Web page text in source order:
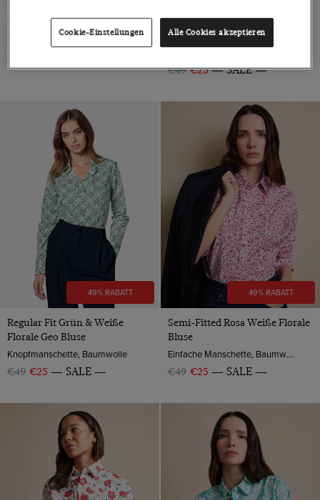
Semi-Fitted Weiss Rote Florale
Hemdbluse
Knopmanschette, Baumwolle
€49
Schwarze Bluse Mit Floralem
Muster
€49 €25 SALE
49% RABATT
Regular Fit Grün & Weiße
Florale Geo Bluse
Knopfmanschette, Baumwolle
€49 €25 SALE
49% RABATT
Semi-Fitted Rosa Weiße Florale
Bluse
Einfache Manschette, Baumwolle
€49 €25 SALE
Cookie-Einstellungen Alle Cookies akzeptieren